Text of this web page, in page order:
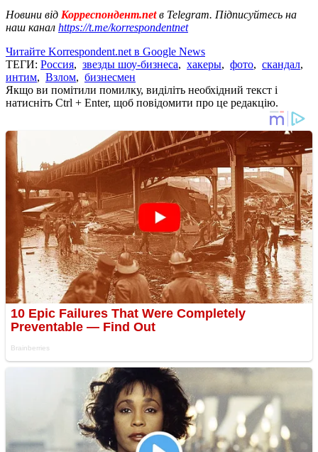
Новини від Корреспондент.netв Telegram. Підписуйтесь на
наш канал https://t.me/korrespondentnet
Читайте Korrespondent.net в Google News
ТЕГИ: Россия, звезды шоу-бизнеса, хакеры, фото, скандал,
интим, Взлом, бизнесмен
Якщо ви помітили помилку, виділіть необхідний текст і
натисніть Ctrl + Enter, щоб повідомити про це редакцію.